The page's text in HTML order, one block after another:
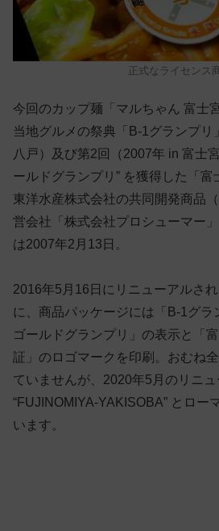
正式なライセンス
今回のカップ麺「マルちゃん 富士
当地グルメの祭典「B-1グランプリ
八戸）及び第2回（2007年 in 富士
ールドグランプリ” を獲得した「富
東洋水産株式会社の共同開発商品
営会社「株式会社プロシューマー
は2007年2月13日。
2016年5月16日にリニューアルさ
に、商品パッケージには「B-1グラ
ゴールドグランプリ」の表示と「
証」のロゴマークを印刷。おむね
ていませんが、2020年5月のリニュ
“FUJINOMIYA-YAKISOBA” とロー
います。